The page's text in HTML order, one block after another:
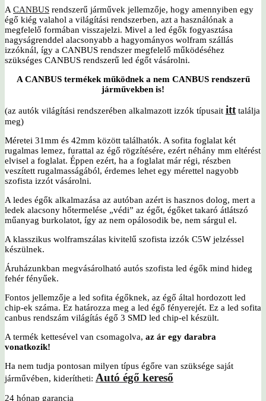
A CANBUS rendszerű járművek jellemzője, hogy amennyiben egy
égő kiég valahol a világítási rendszerben, azt a használónak a
megfelelő formában visszajelzi. Mivel a led égők fogyasztása
nagyságrenddel alacsonyabb a hagyományos wolfram szállás
izzóknál, így a CANBUS rendszer megfelelő működéséhez
szükséges CANBUS rendszerű led égőt vásárolni.
A CANBUS termékek működnek a nem CANBUS rendszerű
járművekben is!
(az autók világítási rendszerében alkalmazott izzók típusait itt találja
meg)
Méretei 31mm és 42mm között találhatók. A sofita foglalat két
rugalmas lemez, furattal az égő rögzítésére, ezért néhány mm eltérést
elvisel a foglalat. Éppen ezért, ha a foglalat már régi, részben
veszített rugalmasságából, érdemes lehet egy mérettel nagyobb
szofista izzót vásárolni.
A ledes égők alkalmazása az autóban azért is hasznos dolog, mert a
ledek alacsony hőtermelése „védi” az égőt, égőket takaró átlátszó
műanyag burkolatot, így az nem opálosodik be, nem sárgul el.
A klasszikus wolframszálas kivitelű szofista izzók C5W jelzéssel
készülnek.
Áruházunkban megvásárolható autós szofista led égők mind hideg
fehér fényűek.
Fontos jellemzője a led sofita égőknek, az égő által hordozott led
chip-ek száma. Ez határozza meg a led égő fényerejét. Ez a led sofita
canbus rendszám világítás égő 3 SMD led chip-el készült.
A termék kettesével van csomagolva, az ár egy darabra
vonatkozik!
Ha nem tudja pontosan milyen típus égőre van szüksége saját
járművében, kiderítheti: Autó égő kereső
24 hónap garancia